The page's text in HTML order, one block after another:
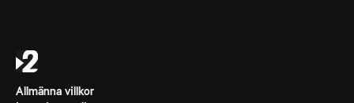
Allmänna villkor